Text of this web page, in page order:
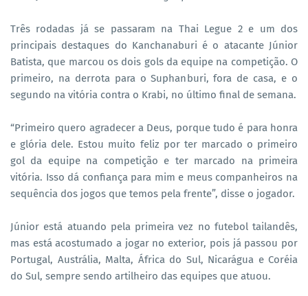
Três rodadas já se passaram na Thai Legue 2 e um dos
principais destaques do Kanchanaburi é o atacante Júnior
Batista, que marcou os dois gols da equipe na competição. O
primeiro, na derrota para o Suphanburi, fora de casa, e o
segundo na vitória contra o Krabi, no último final de semana.
“Primeiro quero agradecer a Deus, porque tudo é para honra
e glória dele. Estou muito feliz por ter marcado o primeiro
gol da equipe na competição e ter marcado na primeira
vitória. Isso dá confiança para mim e meus companheiros na
sequência dos jogos que temos pela frente”, disse o jogador.
Júnior está atuando pela primeira vez no futebol tailandês,
mas está acostumado a jogar no exterior, pois já passou por
Portugal, Austrália, Malta, África do Sul, Nicarágua e Coréia
do Sul, sempre sendo artilheiro das equipes que atuou.